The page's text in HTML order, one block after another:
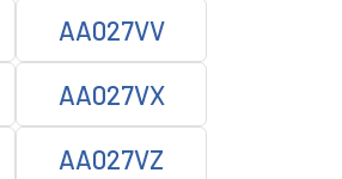
AA027VV
AA027VX
AA027VZ